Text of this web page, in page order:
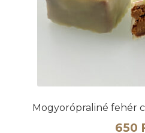
Mogyorópraliné fehér
650